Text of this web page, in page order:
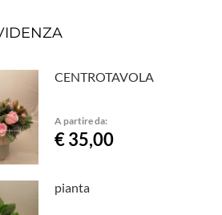
CENTROTAVOLA
A partire da:
€ 35,00
pianta